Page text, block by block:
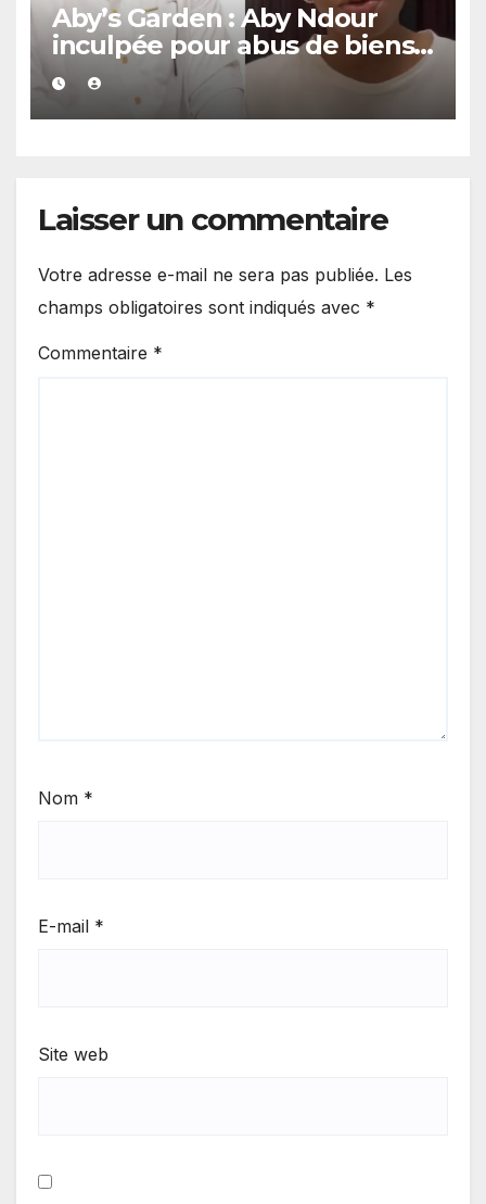
Aby’s Garden : Aby Ndour
inculpée pour abus de biens
sociaux dans une affaire
portant sur 420 millions FCFA
Laisser un commentaire
Votre adresse e-mail ne sera pas publiée. Les
champs obligatoires sont indiqués avec *
Commentaire *
Nom *
E-mail *
Site web